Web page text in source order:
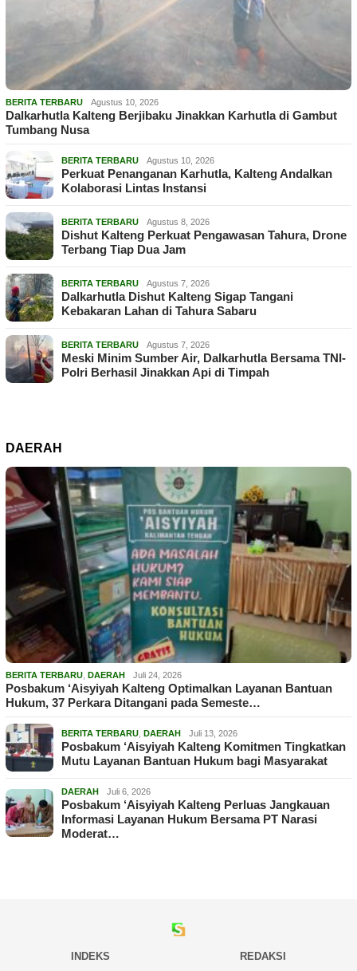
BERITA TERBARU Agustus 10, 2026
Dalkarhutla Kalteng Berjibaku Jinakkan Karhutla di Gambut
Tumbang Nusa
BERITA TERBARU Agustus 10, 2026
Perkuat Penanganan Karhutla, Kalteng Andalkan
Kolaborasi Lintas Instansi
BERITA TERBARU Agustus 8, 2026
Dishut Kalteng Perkuat Pengawasan Tahura, Drone
Terbang Tiap Dua Jam
BERITA TERBARU Agustus 7, 2026
Dalkarhutla Dishut Kalteng Sigap Tangani
Kebakaran Lahan di Tahura Sabaru
BERITA TERBARU Agustus 7, 2026
Meski Minim Sumber Air, Dalkarhutla Bersama TNI-
Polri Berhasil Jinakkan Api di Timpah
DAERAH
BERITA TERBARU DAERAH Juli 24, 2026
Posbakum ‘Aisyiyah Kalteng Optimalkan Layanan Bantuan
Hukum, 37 Perkara Ditangani pada Semeste…
BERITA TERBARU DAERAH Juli 13, 2026
Posbakum ‘Aisyiyah Kalteng Komitmen Tingkatkan
Mutu Layanan Bantuan Hukum bagi Masyarakat
DAERAH Juli 6, 2026
Posbakum ‘Aisyiyah Kalteng Perluas Jangkauan
Informasi Layanan Hukum Bersama PT Narasi
Moderat…
INDEKS REDAKSI